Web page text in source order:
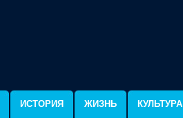
ИСТОРИЯ ЖИЗНЬ КУЛЬТУРА